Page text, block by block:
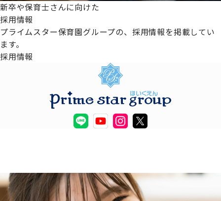
新卒や保育士さんに向けた
採用情報
プライムスター保育園グループの、採用情報を掲載してい
ます。
採用情報